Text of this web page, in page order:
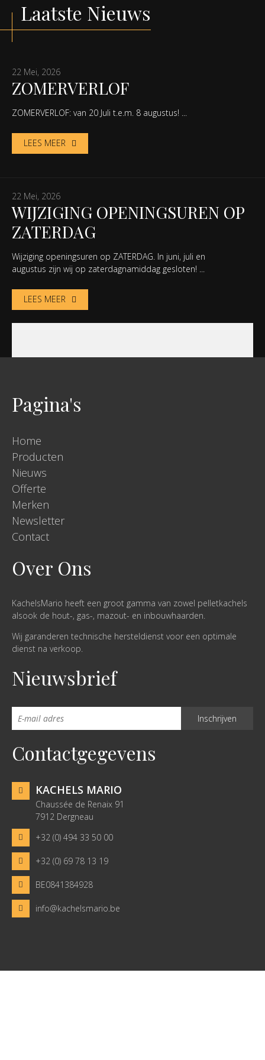
Laatste Nieuws
22 Mei, 2026
ZOMERVERLOF
ZOMERVERLOF: van 20 Juli t.e.m. 8 augustus! ...
LEES MEER
22 Mei, 2026
WIJZIGING OPENINGSUREN OP
ZATERDAG
Wijziging openingsuren op ZATERDAG. In juni, juli en
augustus zijn wij op zaterdagnamiddag gesloten! ...
LEES MEER
Pagina's
Home
Producten
Nieuws
Offerte
Merken
Newsletter
Contact
Over Ons
KachelsMario heeft een groot gamma van zowel pelletkachels
alsook de hout-, gas-, mazout- en inbouwhaarden.
Wij garanderen technische hersteldienst voor een optimale
dienst na verkoop.
Nieuwsbrief
Contactgegevens
KACHELS MARIO
Chaussée de Renaix 91
7912 Dergneau
+32 (0) 494 33 50 00
+32 (0) 69 78 13 19
BE0841384928
info@kachelsmario.be